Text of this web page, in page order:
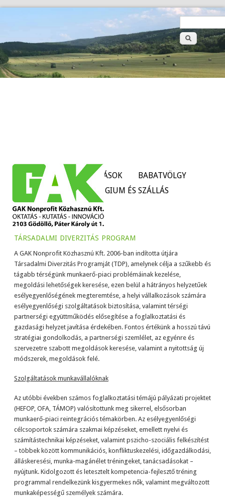
Keresés
űrlap
HÍREK SZOLGÁLTATÁSOK
BABATVÖLGY
TANÜZEMEK
KOLLÉGIUM ÉS SZÁLLÁS
társadalmi diverzitás program
A GAK Nonprofit Közhasznú Kft. 2006-ban indította útjára
Társadalmi Diverzitás Programját (TDP), amelynek célja a szűkebb és
tágabb térségünk munkaerő-piaci problémáinak kezelése,
megoldási lehetőségek keresése, ezen belül a hátrányos helyzetűek
esélyegyenlőségének megteremtése, a helyi vállalkozások számára
esélyegyenlőségi szolgáltatások biztosítása, valamint térségi
partnerségi együttműködés elősegítése a foglalkoztatási és
gazdasági helyzet javítása érdekében. Fontos értékünk a hosszú távú
stratégiai gondolkodás, a partnerségi szemlélet, az egyénre és
szervezetre szabott megoldások keresése, valamint a nyitottság új
módszerek, megoldások felé.
Szolgáltatások munkavállalóknak
Az utóbbi években számos foglalkoztatási témájú pályázati projektet
(HEFOP, OFA, TÁMOP) valósítottunk meg sikerrel, elsősorban
munkaerő-piaci reintegrációs témakörben. Az esélyegyenlőségi
célcsoportok számára szakmai képzéseket, emellett nyelvi és
számítástechnikai képzéseket, valamint pszicho-szociális felkészítést
– többek között kommunikációs, konfliktuskezelési, időgazdálkodási,
álláskeresési, munka-magánélet tréningeket, tanácsadásokat –
nyújtunk. Kidolgozott és letesztelt kompetencia-fejlesztő tréning
programmal rendelkezünk kisgyermekes nők, valamint megváltozott
munkaképességű személyek számára.